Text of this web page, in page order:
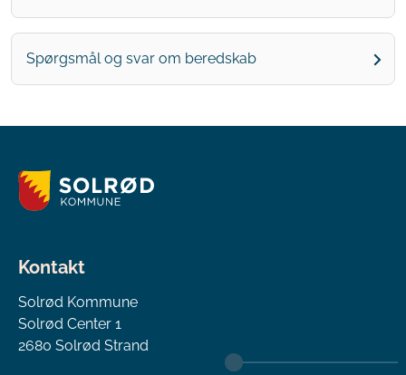
Spørgsmål og svar om beredskab
Kontakt
Solrød Kommune
Solrød Center 1
2680 Solrød Strand